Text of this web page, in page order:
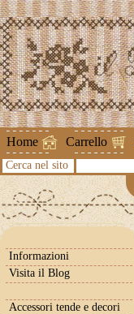
Home Carrello
Cerca nel sito
Informazioni
Visita il Blog
Accessori tende e decori